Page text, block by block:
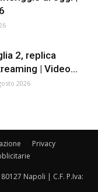
2, replica
| Video...
2026
Privacy
Napoli | C.F. P.Iva: